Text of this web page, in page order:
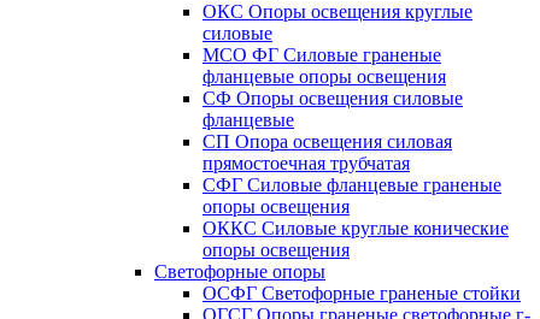
ОКС Опоры освещения круглые
силовые
МСО ФГ Силовые граненые
фланцевые опоры освещения
СФ Опоры освещения силовые
фланцевые
СП Опора освещения силовая
прямостоечная трубчатая
СФГ Силовые фланцевые граненые
опоры освещения
ОККС Силовые круглые конические
опоры освещения
Светофорные опоры
ОСФГ Светофорные граненые стойки
ОГСГ Опоры граненые светофорные г-